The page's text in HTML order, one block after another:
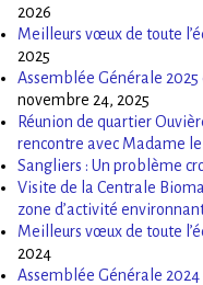
2026
Meilleurs vœux de toute
2025
Assemblée Générale 2025
novembre 24, 2025
Réunion de quartier
rencontre avec Madame
Sangliers : Un problème
Visite de la Centrale
zone d’activité
Meilleurs vœux de toute
2024
Assemblée Générale 2024